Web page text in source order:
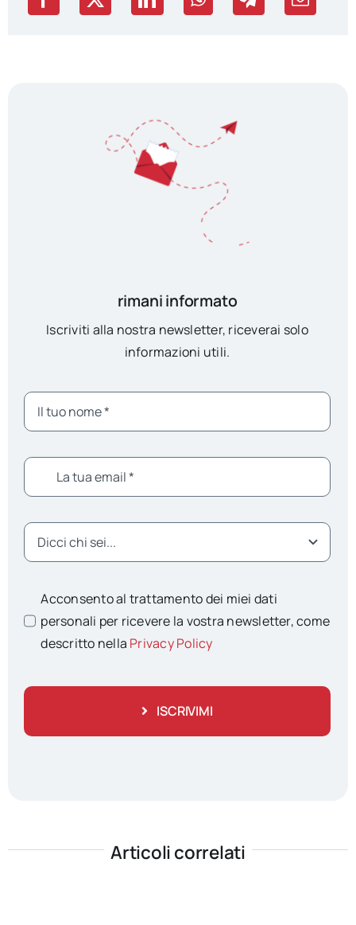
rimani informato
Iscriviti alla nostra newsletter, riceverai solo
informazioni utili.
Acconsento al trattamento dei miei dati
personali per ricevere la vostra newsletter, come
descritto nella Privacy Policy
ISCRIVIMI
Articoli correlati